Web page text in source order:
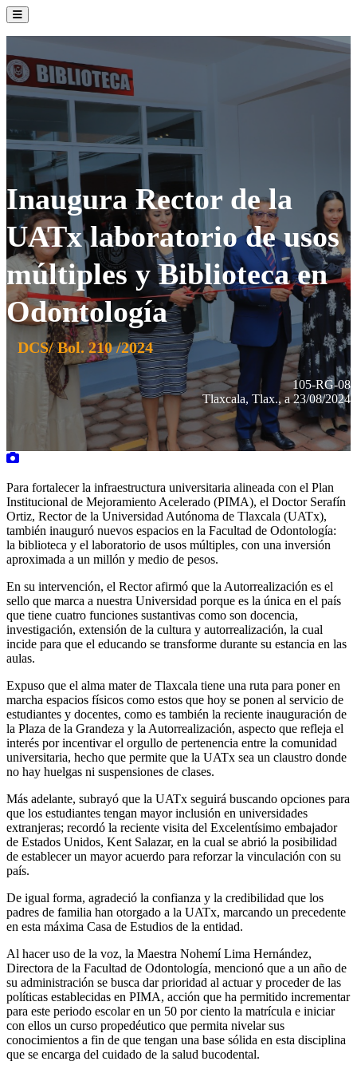
Admisión
Oferta Académica
Servicios
Comunidad UATx
Inaugura Rector de la
UATx laboratorio de usos
múltiples y Biblioteca en
Odontología
DCS/ Bol. 210 /2024
105-RG-08
Tlaxcala, Tlax., a 23/08/2024
Para fortalecer la infraestructura universitaria alineada con el Plan
Institucional de Mejoramiento Acelerado (PIMA), el Doctor Serafín
Ortiz, Rector de la Universidad Autónoma de Tlaxcala (UATx),
también inauguró nuevos espacios en la Facultad de Odontología:
la biblioteca y el laboratorio de usos múltiples, con una inversión
aproximada a un millón y medio de pesos.
En su intervención, el Rector afirmó que la Autorrealización es el
sello que marca a nuestra Universidad porque es la única en el país
que tiene cuatro funciones sustantivas como son docencia,
investigación, extensión de la cultura y autorrealización, la cual
incide para que el educando se transforme durante su estancia en las
aulas.
Expuso que el alma mater de Tlaxcala tiene una ruta para poner en
marcha espacios físicos como estos que hoy se ponen al servicio de
estudiantes y docentes, como es también la reciente inauguración de
la Plaza de la Grandeza y la Autorrealización, aspecto que refleja el
interés por incentivar el orgullo de pertenencia entre la comunidad
universitaria, hecho que permite que la UATx sea un claustro donde
no hay huelgas ni suspensiones de clases.
Más adelante, subrayó que la UATx seguirá buscando opciones para
que los estudiantes tengan mayor inclusión en universidades
extranjeras; recordó la reciente visita del Excelentísimo embajador
de Estados Unidos, Kent Salazar, en la cual se abrió la posibilidad
de establecer un mayor acuerdo para reforzar la vinculación con su
país.
De igual forma, agradeció la confianza y la credibilidad que los
padres de familia han otorgado a la UATx, marcando un precedente
en esta máxima Casa de Estudios de la entidad.
Al hacer uso de la voz, la Maestra Nohemí Lima Hernández,
Directora de la Facultad de Odontología, mencionó que a un año de
su administración se busca dar prioridad al actuar y proceder de las
políticas establecidas en PIMA, acción que ha permitido incrementar
para este periodo escolar en un 50 por ciento la matrícula e iniciar
con ellos un curso propedéutico que permita nivelar sus
conocimientos a fin de que tengan una base sólida en esta disciplina
que se encarga del cuidado de la salud bucodental.